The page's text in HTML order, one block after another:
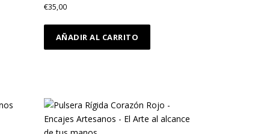
€35,00
AÑADIR AL CARRITO